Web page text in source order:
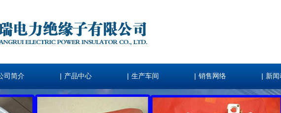
司简介 | 产品中心 | 生产车间 | 销售网络 | 新